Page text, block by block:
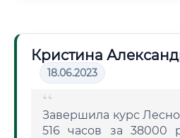
Кристина
18.06.2023
Завершила курс
516 часов за 38000